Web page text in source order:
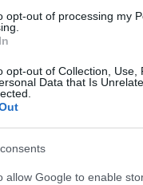
opt-out of processing my
opt-out of Collection,
Data that Is
allow Google to enable
ações. Desde
uma valorização de
em média 5,12
apontam o
mil, como um dos
macroeconômico